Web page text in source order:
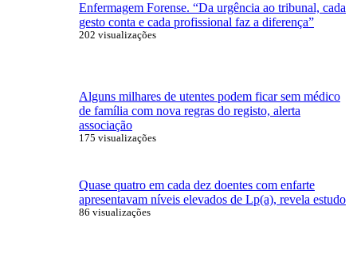
Enfermagem Forense. “Da urgência ao tribunal, cada
gesto conta e cada profissional faz a diferença”
202 visualizações
Alguns milhares de utentes podem ficar sem médico
de família com nova regras do registo, alerta
associação
175 visualizações
Quase quatro em cada dez doentes com enfarte
apresentavam níveis elevados de Lp(a), revela estudo
86 visualizações